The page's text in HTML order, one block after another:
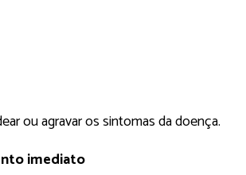
ou agravar os sintomas da doença.
imediato